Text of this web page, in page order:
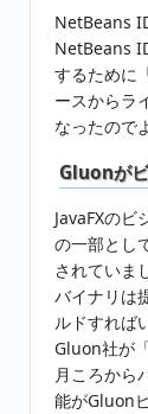
NetBeans
NetBeans
するために
ースからラ
なったので
Gluonが
JavaFXの
の一部とし
されていま
バイナリは
ルドすれば
Gluon社が
月ころから
能がGluon